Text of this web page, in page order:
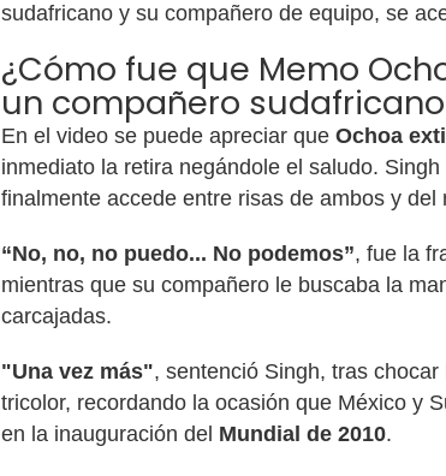
sudafricano y su compañero de equipo, se
¿Cómo fue que Memo
un compañero
En el video se puede apreciar que Ochoa
inmediato la retira negándole el saludo.
finalmente accede entre risas de ambos y del
“No, no, no puedo... No podemos”, fue la
mientras que su compañero le buscaba la
carcajadas.
"Una vez más", sentenció Singh, tras
tricolor, recordando la ocasión que México y
en la inauguración del Mundial de 2010.